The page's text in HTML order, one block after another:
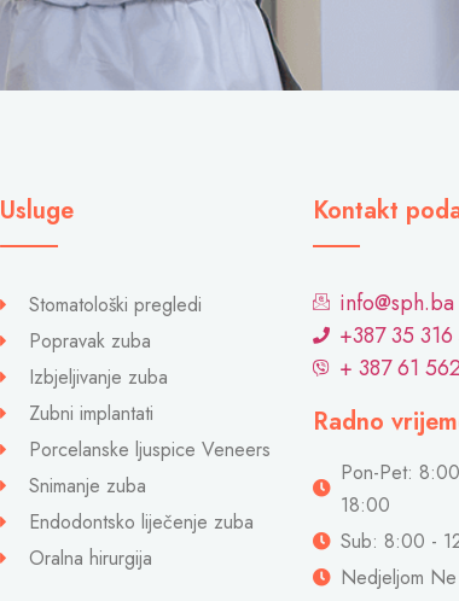
Usluge
Stomatološki pregledi
Popravak zuba
Izbjeljivanje zuba
Zubni implantati
Porcelanske ljuspice Veneers
Snimanje zuba
Endodontsko liječenje zuba
Oralna hirurgija
Kontakt
info@sph.ba
+387 35
+ 387 61
Radno
Pon-Pet:
18:00
Sub: 8:00 -
Nedjeljom